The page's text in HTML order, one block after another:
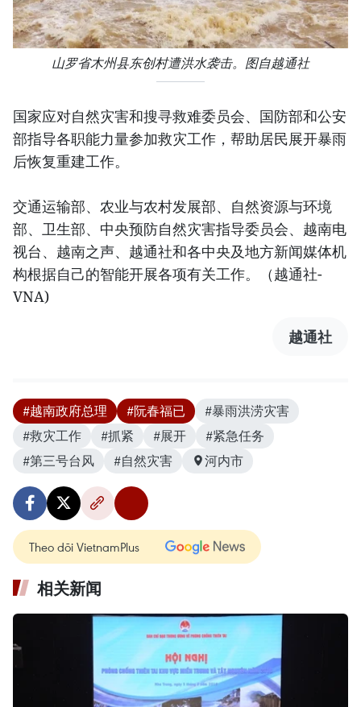
山罗省木州县东创村遭洪水袭击。图自越通社
国家应对自然灾害和搜寻救难委员会、国防部和公安
部指导各职能力量参加救灾工作，帮助居民展开暴雨
后恢复重建工作。
交通运输部、农业与农村发展部、自然资源与环境
部、卫生部、中央预防自然灾害指导委员会、越南电
视台、越南之声、越通社和各中央及地方新闻媒体机
构根据自己的智能开展各项有关工作。（越通社-
VNA)
越通社
#越南政府总理 #阮春福已
#暴雨洪涝灾害
#救灾工作
#抓紧 #展开
#紧急任务
#第三号台风
#自然灾害 河内市
Theo dõi VietnamPlus
相关新闻